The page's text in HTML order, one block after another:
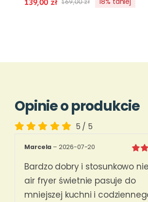
169,00złPierwotna
Aktualna
Opinie o produkcie
5 / 5
na 5
Marcela – 2026-07-20
Bardzo dobry i stosunkowo
air fryer świetnie pasuje do
mniejszej kuchni i